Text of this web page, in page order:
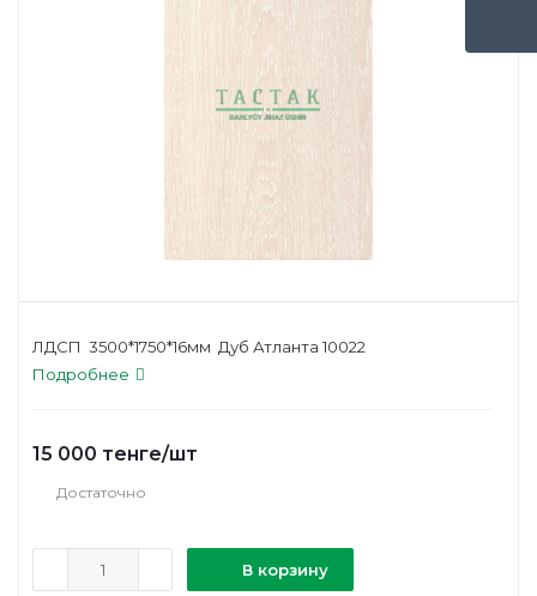
ЛДСП 3500*1750*16мм Дуб Атланта 10022
Подробнее
15 000 тенге/шт
Достаточно
В корзину